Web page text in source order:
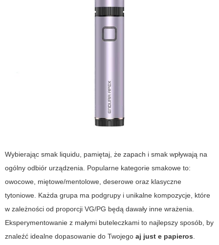
Wybierając smak liquidu, pamiętaj, że zapach i smak wpływają na
ogólny odbiór urządzenia. Popularne kategorie smakowe to:
owocowe, miętowe/mentolowe, deserowe oraz klasyczne
tytoniowe. Każda grupa ma podgrupy i unikalne kompozycje, które
w zależności od proporcji VG/PG będą dawały inne wrażenia.
Eksperymentowanie z małymi buteleczkami to najlepszy sposób, by
znaleźć idealne dopasowanie do Twojego aj just e papieros.